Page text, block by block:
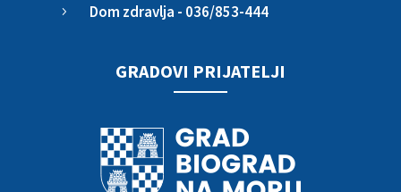
5 Dom zdravlja - 036/853-444
GRADOVI PRIJATELJI